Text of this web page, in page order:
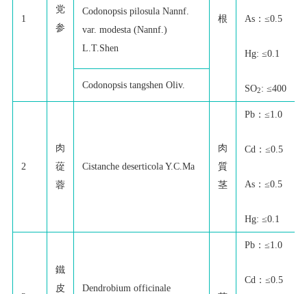
1
党
参
根 As：≤0.5
Hg: ≤0.1
SO2: ≤400
Codonopsis pilosula Nannf.
var. modesta (Nannf.)
L.T.Shen
Codonopsis tangshen Oliv.
2
肉
蓯
蓉
Cistanche deserticola Y.C.Ma
肉
質
茎
Pb：≤1.0
Cd：≤0.5
As：≤0.5
Hg: ≤0.1
鐵
皮
Dendrobium officinale
Pb：≤1.0
Cd：≤0.5